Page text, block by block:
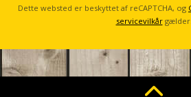
Vinduer
Sækkelukker
Saks
Sav
Klammepistol
Kombokit
Klæbesøm
Køkkenudstyr
Leg
Dette websted er beskyttet af reCAPTCHA, og
servicevilkårgælder.